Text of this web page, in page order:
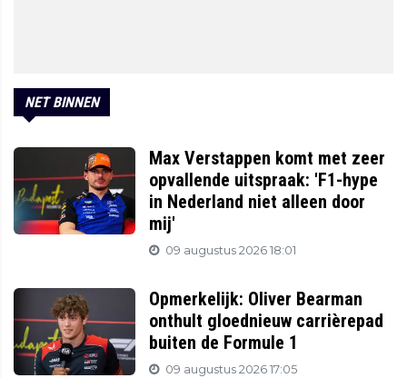
NET BINNEN
Max Verstappen komt met zeer
opvallende uitspraak: 'F1-hype
in Nederland niet alleen door
mij'
09 augustus 2026 18:01
Opmerkelijk: Oliver Bearman
onthult gloednieuw carrièrepad
buiten de Formule 1
09 augustus 2026 17:05